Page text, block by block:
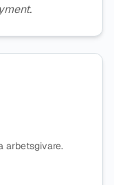
.
arbetsgivare.